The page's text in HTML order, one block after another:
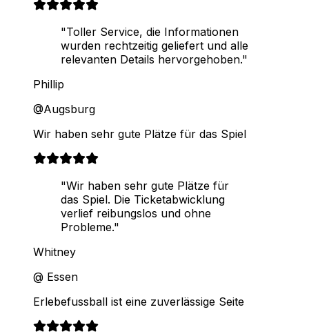
"Toller Service, die Informationen
wurden rechtzeitig geliefert und alle
relevanten Details hervorgehoben."
Phillip
@Augsburg
Wir haben sehr gute Plätze für das Spiel
"Wir haben sehr gute Plätze für
das Spiel. Die Ticketabwicklung
verlief reibungslos und ohne
Probleme."
Whitney
@ Essen
Erlebefussball ist eine zuverlässige Seite